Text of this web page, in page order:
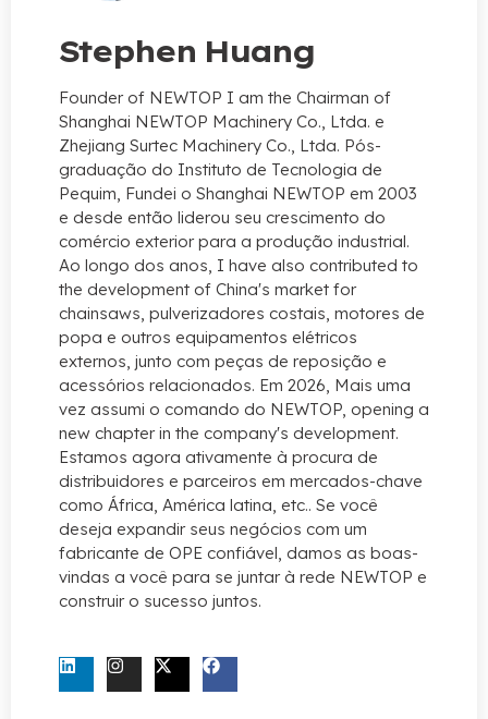
Stephen Huang
Founder of NEWTOP I am the Chairman of
Shanghai NEWTOP Machinery Co., Ltda. e
Zhejiang Surtec Machinery Co., Ltda. Pós-
graduação do Instituto de Tecnologia de
Pequim, Fundei o Shanghai NEWTOP em 2003
e desde então liderou seu crescimento do
comércio exterior para a produção industrial.
Ao longo dos anos, I have also contributed to
the development of China's market for
chainsaws, pulverizadores costais, motores de
popa e outros equipamentos elétricos
externos, junto com peças de reposição e
acessórios relacionados. Em 2026, Mais uma
vez assumi o comando do NEWTOP, opening a
new chapter in the company's development.
Estamos agora ativamente à procura de
distribuidores e parceiros em mercados-chave
como África, América latina, etc.. Se você
deseja expandir seus negócios com um
fabricante de OPE confiável, damos as boas-
vindas a você para se juntar à rede NEWTOP e
construir o sucesso juntos.